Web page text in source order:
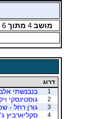
מושב4 מתוך6
דרוג
1
בנבנשתי
2
גוסטינסקי
3
גורן רחל -
4
סקליארביץ